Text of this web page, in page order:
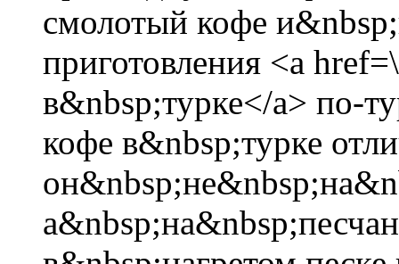
смолотый кофе
приготовления <a
в&nbsp;турке</a> по-
кофе в&nbsp;турке